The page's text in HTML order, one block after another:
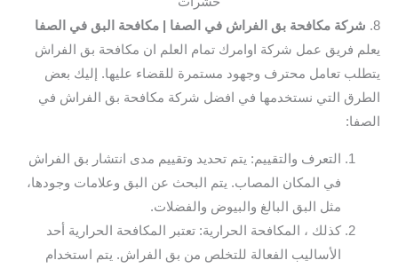
8. شركة مكافحة بق الفراش في الصفا
| مكافحة البق في الصفا
يعلم فريق عمل شركة اوامرك تمام العلم ان مكافحة بق الفراش
يتطلب تعامل محترف وجهود مستمرة للقضاء عليها. إليك بعض
الطرق التي نستخدمها في افضل شركة مكافحة بق الفراش في
الصفا:
التعرف والتقييم: يتم تحديد وتقييم مدى انتشار بق الفراش
في المكان المصاب. يتم البحث عن البق وعلامات وجودها،
مثل البق البالغ والبيوض والفضلات.
كذلك ، المكافحة الحرارية: تعتبر المكافحة الحرارية أحد
الأساليب الفعالة للتخلص من بق الفراش. يتم استخدام